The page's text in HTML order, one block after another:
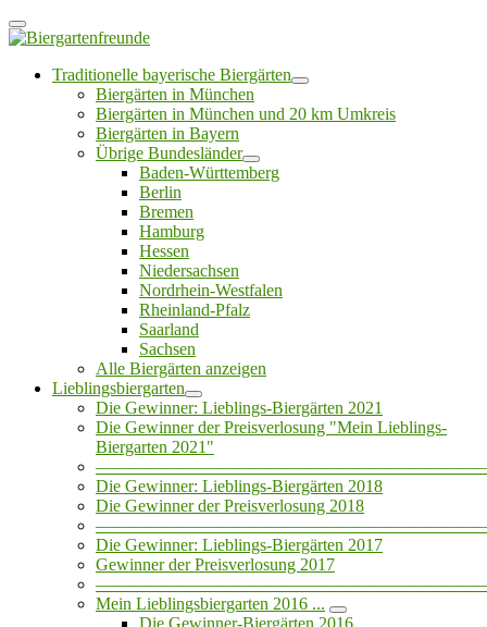
Traditionelle bayerische Biergärten
Biergärten in München
Biergärten in München und 20 km Umkreis
Biergärten in Bayern
Übrige Bundesländer
Baden-Württemberg
Berlin
Bremen
Hamburg
Hessen
Niedersachsen
Nordrhein-Westfalen
Rheinland-Pfalz
Saarland
Sachsen
Alle Biergärten anzeigen
Lieblingsbiergarten
Die Gewinner: Lieblings-Biergärten 2021
Die Gewinner der Preisverlosung "Mein Lieblings-
Biergarten 2021"
Die Gewinner: Lieblings-Biergärten 2018
Die Gewinner der Preisverlosung 2018
Die Gewinner: Lieblings-Biergärten 2017
Gewinner der Preisverlosung 2017
Mein Lieblingsbiergarten 2016 ...
Die Gewinner-Biergärten 2016